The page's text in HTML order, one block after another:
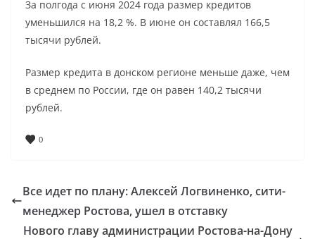
За полгода с июня 2024 года размер кредитов
уменьшился на 18,2 %. В июне он составлял 166,5
тысячи рублей.
Размер кредита в донском регионе меньше даже, чем
в среднем по России, где он равен 140,2 тысячи
рублей.
0
Все идет по плану: Алексей Логвиненко, сити-
менеджер Ростова, ушел в отставку
Нового главу администрации Ростова-на-Дону